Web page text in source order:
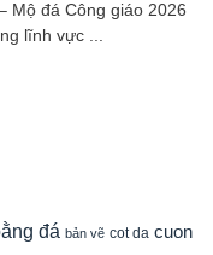
Mộ đá Công giáo 2026
lĩnh vực ...
đá bản vẽ cot da cuon